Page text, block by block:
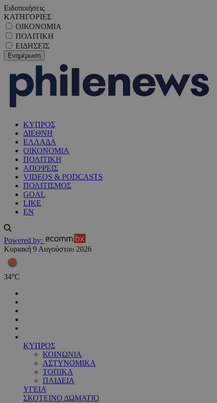
Ειδοποιήσεις
ΚΑΤΗΓΟΡΙΕΣ
ΟΙΚΟΝΟΜΙΑ
ΠΟΛΙΤΙΚΗ
ΕΙΔΗΣΕΙΣ
ΚΥΠΡΟΣ
ΔΙΕΘΝΗ
ΕΛΛΑΔΑ
ΟΙΚΟΝΟΜΙΑ
ΠΟΛΙΤΙΚΗ
ΑΠΟΨΕΙΣ
VIDEOS & PODCASTS
ΠΟΛΙΤΙΣΜΟΣ
GOAL
LIKE
EN
Powered by:
Κυριακή 9 Αυγούστου 2026
34°C
ΚΥΠΡΟΣ
ΚΟΙΝΩΝΙΑ
ΑΣΤΥΝΟΜΙΚΑ
ΤΟΠΙΚΑ
ΠΑΙΔΕΙΑ
ΥΓΕΙΑ
ΣΚΟΤΕΙΝΟ ΔΩΜΑΤΙΟ